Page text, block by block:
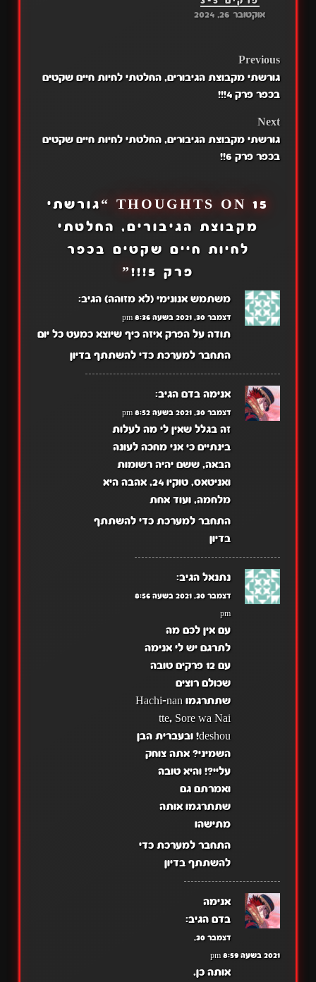
אוקטובר 26, 2024
POST
NAVIGATION
Previous
גורשתי מקבוצת הגיבורים, החלטתי לחיות חיים שקטים
בכפר פרק 4!!!
Next
גורשתי מקבוצת הגיבורים, החלטתי לחיות חיים שקטים
בכפר פרק 6!!
15 THOUGHTS ON “
גורשתי
מקבוצת הגיבורים, החלטתי
לחיות חיים שקטים בכפר
פרק 5!!!
”
משתמש אנונימי (לא מזוהה) הגיב:
דצמבר 30, 2021 בשעה 8:36 pm
תודה על הפרק איזה כיף שיוצא כמעט כל יום
התחבר למערכת כדי להשתתף בדיון
אנימה בדם הגיב:
דצמבר 30, 2021 בשעה 8:52 pm
זה בגלל שאין לי מה לעלות
בינתיים כי אני מחכה לעונה
הבאה, ששם יהיה רשומות
ואניטאס, טוקיו 24, אהבה היא
מלחמה, ועוד אחת
התחבר למערכת כדי להשתתף
בדיון
נתנאל הגיב:
דצמבר 30, 2021 בשעה 8:56
pm
עם אין לכם מה
לתרגם יש לי אנימה
עם 12 פרקים טובה
שכולם רוצים
שתתרגמו Hachi-nan
tte, Sore wa Nai
deshou! ובעברית הבן
השמיני? אתה צוחק
עליי?! והיא טובה
ואמרתם גם
שתתרגמו אותה
מתישהו
התחבר למערכת כדי
להשתתף בדיון
אנימה
בדם הגיב:
דצמבר 30,
2021 בשעה 8:59 pm
אותה כן.